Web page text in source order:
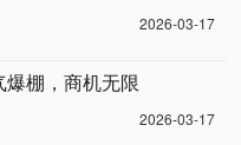
2026-03-17
爆棚，商机无限
2026-03-17